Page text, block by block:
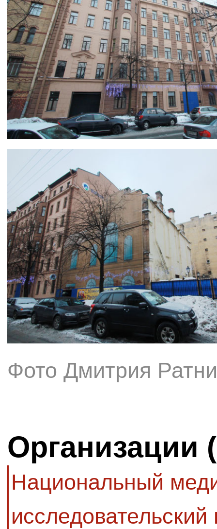
Фото Дмитрия
Организации
Национальный